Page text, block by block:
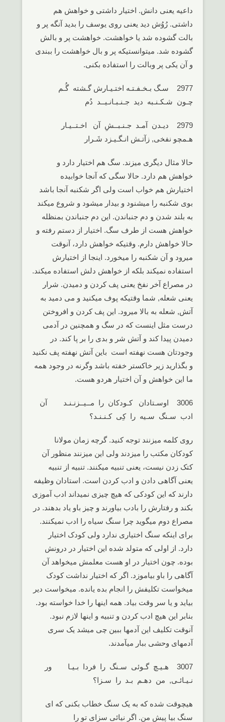
داعیه یعنی دانش. اختیار داشتی و خواهش هم
داشتی. رُوُش دید یعنی روی یوسف را بدید آنگه پر و
بالت گشوده شد یا خواهشت. خواهشت پر و بالش
گشوده شد. میتوانستیکه پر و بال خواهشت را ببندی
و آن یکی پر وبالت را استفاده بکنی.
2977 سـگ بـخـفـتـه اختـیـارش گـشته گُـم
چـون شـکـنـبه دید جـنـبـانـیــد دُم
2979 دیـدن آمـد جـنـبــشِ آن اخـتــیـار
هـمچو نفخی, زآتـش انـگـیـزد شَـرار
حالا مثال دیگری میزند. سگ هم اختیار دارد و
خواهش هم دارد. حالا سگی که آنجا خوابیده
اختیارش هم خواب است ولی اگر شکنبه آنجا باشد
بوی شکنبه را میشنود و بیدار میشود و شروع میکند
به بلند شدن و دم جنباندن. این دم جنباندن بمنظله
خواهش هست از طرف سگ. اختیار از دستم رفته و
حالا خواهش دارم. وقتیکه خواهش دارد، آنوقت
میرود و آن شکنبه را میخورد. اینجا از اختیارش
استفاده نمیکند بلکه از خواهش دلش استفاده میکند.
در مصراع آخر نفخ یعنی پف کردن و دمیدن. شرار
یعنی شعله, شما وقتیکه پوف میکنید و می دمید به
آتش, شعله به بالا میرود. این پف کردن و افروختن
درست مثل اینست که در سگ و همچنین در آدمی
دمیدن پیدا کند و آتش شر و بدی را بر پا کند. در
وجودتان هست نهفته است باین آتش نهفته پف نکنید
و بگذارید زیر خاکستر خفته باشد وگرنه در وجود همه
ما این خواهش و آن اختیار هردو هست.
3006 اوسـتادان کـودکان را مــیــزنـنـد آن
ادب سـنگ سـیه را کِی کـنـنـد؟
روی کلمه میزنند توجه کنید. گرچه زمان مولانا
کودکان مکتب را میزدند ولی این میزنند منظور آن
کتک زدن نیست، یعنی تنبیه میکنند. تنبیه از تنبیه
یعنی آگاهی دادن و ادب کردن است. استادان وظیفه
دارند که این کودکی که هیچ چیزی نمیداند ادب آموزی
بکند و رفتارش را بادب بیاورند و چیز باو یاد بدهند. در
مصراع دوم میگوید چرا سنگ سیاه را ادب نمیکنند.
برای اینکه سنگ اختیاری ندارد ولی کودک اختیار
دارد. از اولی که متولد شده این اختیار در درونش
بوده. چون اختیار در او هست معلمش میخواهد آن
آگاهی را باو بیاموزد. اگر که اختیار نداشت کودک
میخواست تکلیفش را انجام بده یانده. میخواست دیر
بیاید و یا سر وقت بیاد. همه اینها را خدا خواسته بود.
بنابر این هیچ ادب کردن و تنبیه و اینها لازم نبود.
آنوقت تکلیف این آدمها ببین چی میشد یک سری
آدمهای وحشی ببار میآمدند.
3007 هـیـچ گـوئی سـنگ را فردا بـیـا ور
نـیـائـی, من دهـم بـد را سـزا؟
هیچوقت شده که به یک سنگ خطاب بکنی که ای
سنگ بیا پیش من. اگر نیائی سزای تو را